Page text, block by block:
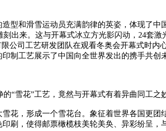
和滑雪运动员充满韵律的英姿，体现了中
出来。这与开幕式冰立方光影闪动，24套激
公司工艺研发团队在观看冬奥会开幕式时内
制工艺展示了中国向全世界发出的携手共创
雪花”工艺，竟然与开幕式有着异曲同工之
，形成一个雪花台。象征着世界各国更团
刷，使得邮票橄榄枝美轮美奂、异彩纷呈，